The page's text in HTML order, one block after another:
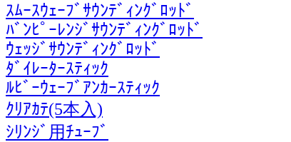
ｽﾑｰｽｳｪｰﾌﾞｻｳﾝﾃﾞｨﾝｸﾞﾛｯﾄﾞ
ﾊﾞﾝﾋﾟｰﾚﾝｼﾞｻｳﾝﾃﾞｨﾝｸﾞﾛｯﾄﾞ
ｳｪｯｼﾞｻｳﾝﾃﾞｨﾝｸﾞﾛｯﾄﾞ
ﾀﾞｲﾚｰﾀｰｽﾃｨｯｸ
ﾙﾋﾞｰｳｪｰﾌﾞｱﾝｶｰｽﾃｨｯｸ
ｸﾘｱｶﾃ(5本入)
ｼﾘﾝｼﾞ用ﾁｭｰﾌﾞ